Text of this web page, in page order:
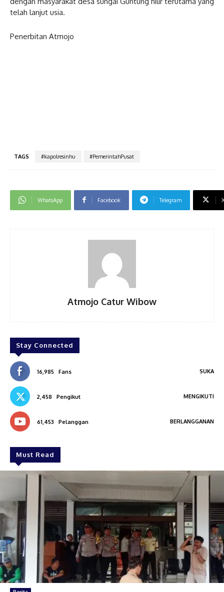
telah lanjut usia.
Penerbitan Atmojo
TAGS #kapolresinhu #PemerintahPusat
WhatsApp Facebook Telegram
Atmojo Catur Wibow
Stay Connected
16,985 Fans SUKA
2,458 Pengikut MENGIKUTI
61,453 Pelanggan BERLANGGANAN
Must Read